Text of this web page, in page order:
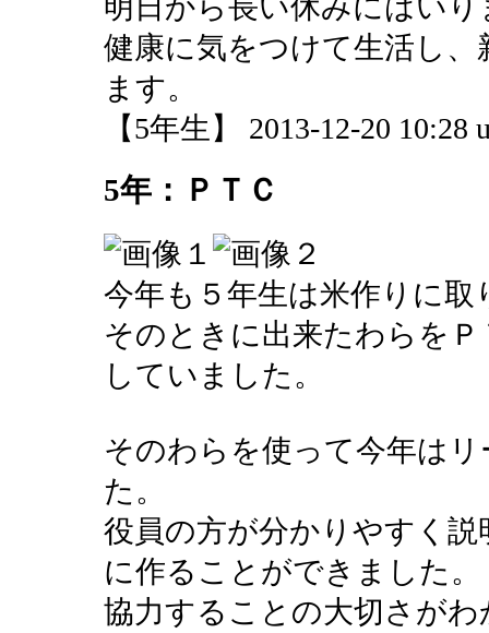
明日から長い休みにはいり
健康に気をつけて生活し
ます。
【5年生】 2013-12-20 10:28
5年：ＰＴＣ
今年も５年生は米作りに取
そのときに出来たわらを
していました。
そのわらを使って今年は
た。
役員の方が分かりやすく
に作ることができました。
協力することの大切さが